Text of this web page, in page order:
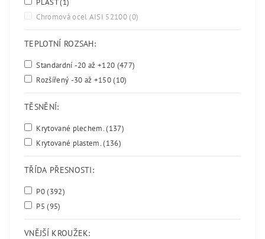
PLAST(1)
Chromová ocel AISI 52100 (0)
TEPLOTNÍ ROZSAH:
Standardní -20 až +120 (477)
Rozšířený -30 až +150(10)
TĚSNĚNÍ:
Krytované plechem.(137)
Krytované plastem.(136)
TŘÍDA PŘESNOSTI:
P0(392)
P5(95)
VNĚJŠÍ KROUŽEK: